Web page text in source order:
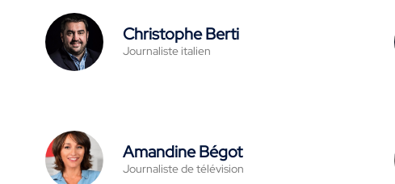
Christophe Berti
Journaliste italien
Amandine Bégot
Journaliste de télévision